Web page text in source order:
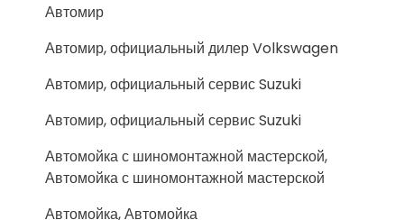
Автомир
Автомир, официальный дилер Volkswagen
Автомир, официальный сервис Suzuki
Автомир, официальный сервис Suzuki
Автомойка с шиномонтажной мастерской,
Автомойка с шиномонтажной мастерской
Автомойка, Автомойка